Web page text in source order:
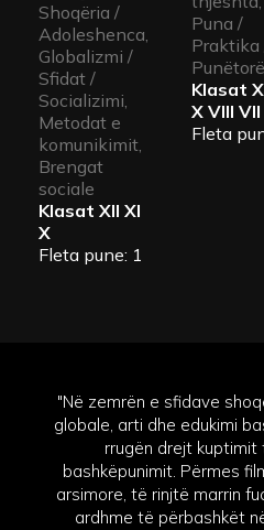
Shoqëria /
Adoleshenca,
Globalizmi /
Sfidat /
Socializimi,
Metodat e
komunikimit,
Brengat
sociale
Klasat XII XI
X
Fleta pune: 1
Puna /
Praktika
Klasat
X VIII VII
Fleta
"Në zemrën e sfidave
globale, arti dhe edukimi
rrugën drejt kuptimit
bashkëpunimit. Përmes
arsimore, të rinjtë marrin
ardhme të përbashkët